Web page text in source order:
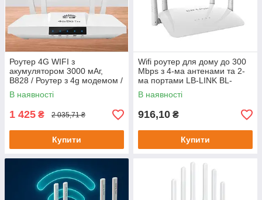
Роутер 4G WIFI з
акумулятором 3000 мАг,
B828 / Роутер з 4g модемом /
Вай фай роутер
В наявності
1 425 ₴ 2 035,71 ₴
Купити
Wifi роутер для дому до 300
Mbps з 4-ма антенами та 2-
ма портами LB-LINK BL-
WR450H AV / Маршрутизатор
В наявності
916,10 ₴
Купити